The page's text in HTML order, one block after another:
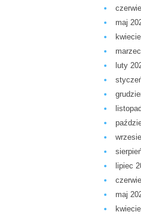
maj
luty
lipiec
maj